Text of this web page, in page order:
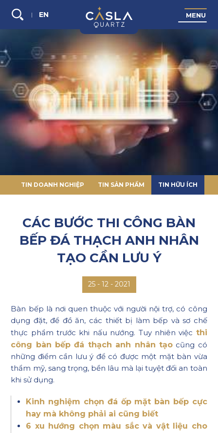
Tìm
kiếm...
EN MENU
TIN DOANH NGHIỆP TIN SẢN PHẨM TIN HỮU ÍCH
CÁC BƯỚC THI CÔNG BÀN
BẾP ĐÁ THẠCH ANH NHÂN
TẠO CẦN LƯU Ý
25 - 12 - 2021
Bàn bếp là nơi quen thuộc với người nội trợ, có công
dụng đặt, để đồ ăn, các thiết bị làm bếp và sơ chế
thực phẩm trước khi nấu nướng. Tuy nhiên việc thi
công bàn bếp đá thạch anh nhân tạocũng có
những điểm cần lưu ý để có được một mặt bàn vừa
thẩm mỹ, sang trọng, bền lâu mà lại tuyệt đối an toàn
khi sử dụng.
Kinh nghiệm chọn đá ốp mặt bàn bếp cực
hay mà không phải ai cũng biết
6 xu hướng chọn màu sắc và vật liệu cho